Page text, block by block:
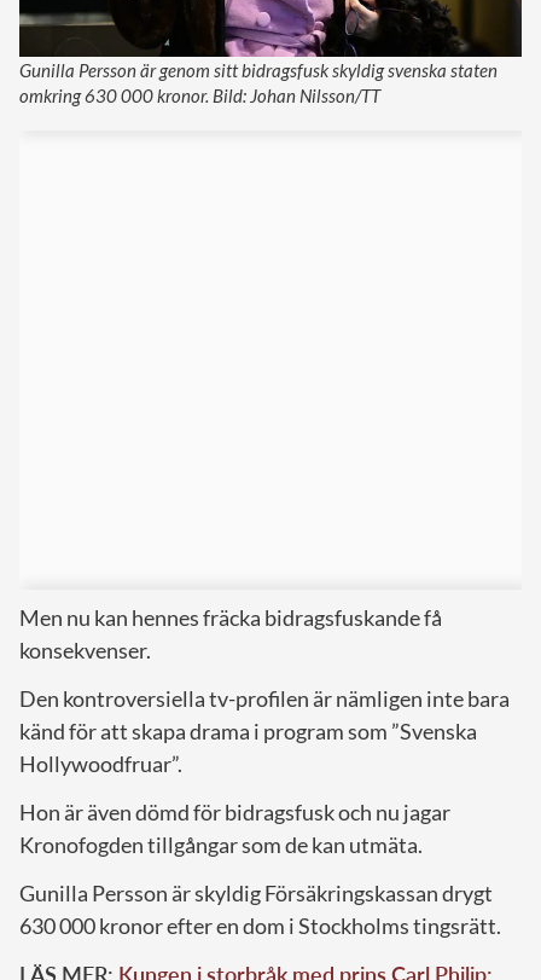
Gunilla Persson är genom sitt bidragsfusk skyldig svenska staten
omkring 630 000 kronor. Bild: Johan Nilsson/TT
Men nu kan hennes fräcka bidragsfuskande få
konsekvenser.
Den kontroversiella tv-profilen är nämligen inte bara
känd för att skapa drama i program som ”Svenska
Hollywoodfruar”.
Hon är även dömd för bidragsfusk och nu jagar
Kronofogden tillgångar som de kan utmäta.
Gunilla Persson är skyldig Försäkringskassan drygt
630 000 kronor efter en dom i Stockholms tingsrätt.
LÄS MER: Kungen i storbråk med prins Carl Philip: